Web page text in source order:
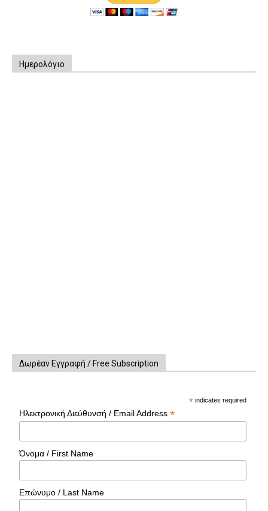
Ημερολόγιο
Δωρέαν Εγγραφή / Free Subscription
* indicates required
Ηλεκτρονική Διεύθυνσή / Email Address*
Όνομα / First Name
Επώνυμο / Last Name